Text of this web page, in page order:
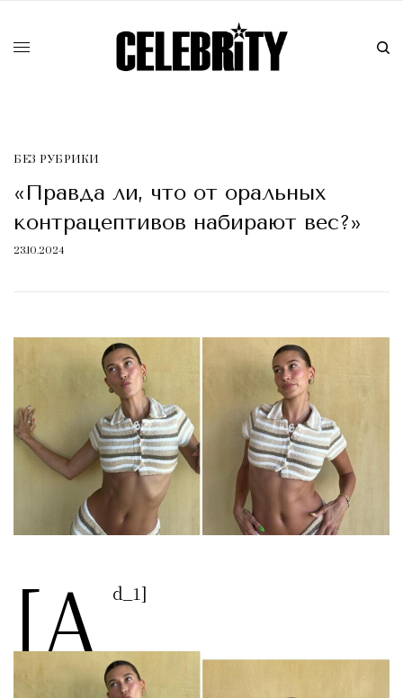
БЕЗ РУБРИКИ
«Правда ли, что от оральных
контрацептивов набирают вес?»
23.10.2024
[a d_1]